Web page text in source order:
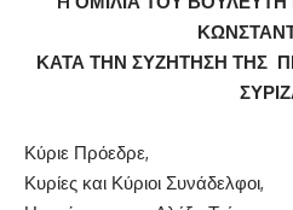
ΚΑΤΑ ΤΗΝ ΣΥΖΗΤΗΣΗ ΤΗΣ
Κύριε Πρόεδρε,
Κυρίες και Κύριοι Συνάδελφοι,